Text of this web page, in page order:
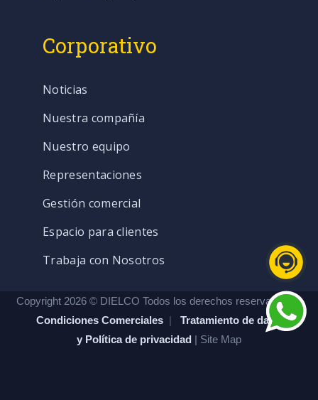
Corporativo
Noticias
Nuestra compañía
Nuestro equipo
Representaciones
Gestión comercial
Espacio para clientes
Trabaja con Nosotros
Copyright 2026 © DIELCO Todos los derechos reservados. |
Condiciones Comerciales | Tratamiento de datos
y Política de privacidad | Site Map